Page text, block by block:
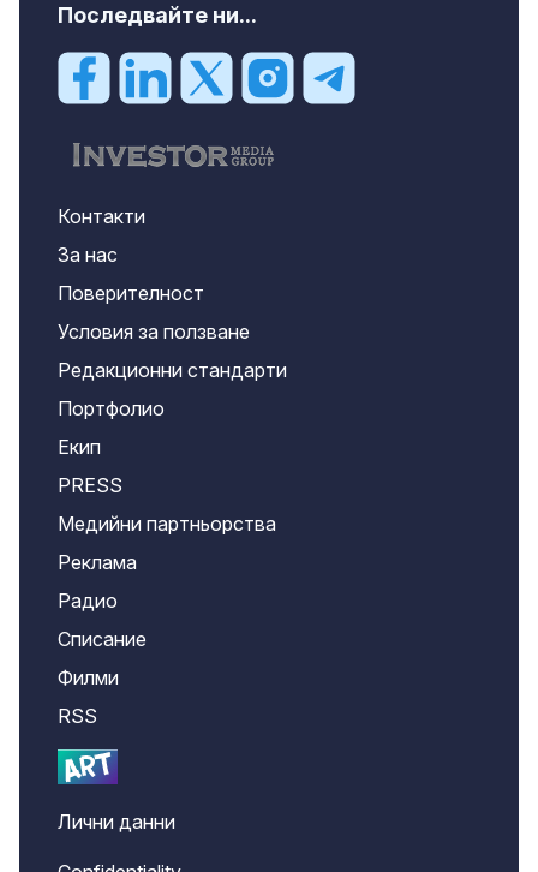
Последвайте ни...
Контакти
За нас
Поверителност
Условия за ползване
Редакционни стандарти
Портфолио
Екип
PRESS
Медийни партньорства
Реклама
Радио
Списание
Филми
RSS
Лични данни